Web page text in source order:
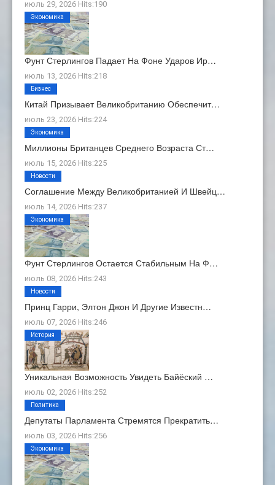
июль 29, 2026 Hits:190
Фунт Стерлингов Падает На Фоне Ударов Ир…
июль 13, 2026 Hits:218
Экономика
Китай Призывает Великобританию Обеспечит…
июль 23, 2026 Hits:224
Бизнес
Миллионы Британцев Среднего Возраста Ст…
июль 15, 2026 Hits:225
Экономика
Соглашение Между Великобританией И Швейц…
июль 14, 2026 Hits:237
Новости
Фунт Стерлингов Остается Стабильным На Ф…
июль 08, 2026 Hits:243
Экономика
Принц Гарри, Элтон Джон И Другие Известн…
июль 07, 2026 Hits:246
Новости
Уникальная Возможность Увидеть Байёский …
июль 02, 2026 Hits:252
История
Депутаты Парламента Стремятся Прекратить…
июль 03, 2026 Hits:256
Политика
Экономика